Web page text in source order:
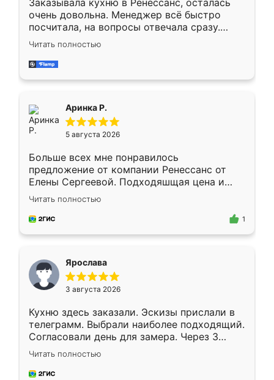
Заказывала кухню в Ренессанс, осталась
очень довольна. Менеджер всё быстро
посчитала, на вопросы отвечала сразу.
Замерщик приехал в субботу, подошёл к
делу со всей ответственностью. Собрали
за день, ребята работали аккуратно, даже
Читать полностью
Аринка Р.
5 августа 2026
Больше всех мне понравилось
предложение от компании Ренессанс от
Елены Сергеевой. Подходяшщая цена и
короткие сроки изготовления. Приехавший
для замера сотрудник Владислав
предложил по моему эскизу самый
Читать полностью
1
Ярослава
3 августа 2026
Кухню здесь заказали. Эскизы прислали в
телеграмм. Выбрали наиболее подходящий.
Согласовали день для замера. Через 3
недели кухня была уже готова. Остались
довольны работой. Спасибо Ренессанс
мебель за качественную работу!
Читать полностью